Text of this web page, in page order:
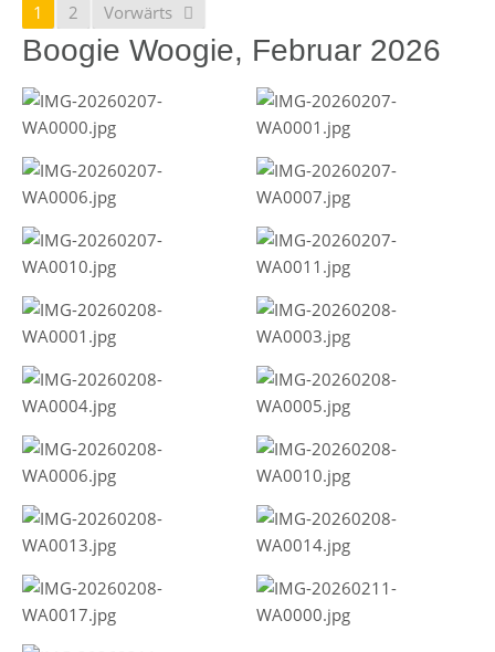
1 2 Vorwärts
Boogie Woogie, Februar 2026